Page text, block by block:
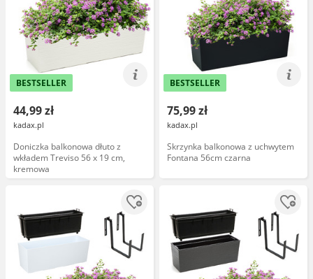
BESTSELLER
44,99 zł
kadax.pl
Doniczka balkonowa dłuto z
wkładem Treviso 56 x 19 cm,
kremowa
BESTSELLER
75,99 zł
kadax.pl
Skrzynka balkonowa z uchwytem
Fontana 56cm czarna